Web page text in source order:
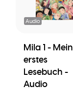
Audio
Mila 1 - Mein
erstes
Lesebuch -
Audio